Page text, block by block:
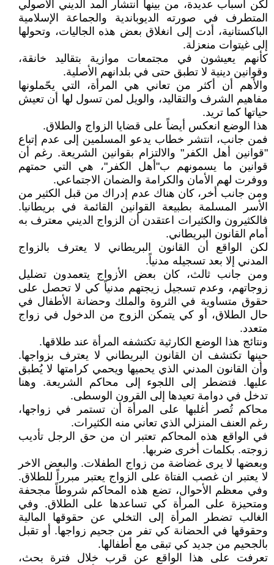
لكن أسباب عديدة، من بينها انتشار المد الديني الأصولي
المتطرف في صورته الديوباندية والجماعة الإسلامية
الباكستانية، أدت إلى انغلاق بعض هذه الجاليات، وتحولها
إلى غيتوات منعزلة.
كأنهم يعيشون في مجتمعات موازية بتقاليد خانقة،
وقوانين دينية لا تطبق حتى في بلدانهم الأصلية.
والأهم أن أكثر من تعاني هي المرأة، التي يحّملونها
مفاهيم الشرف والتقاليد، والويل لمن تسول لها أن تعيش
حياتها كما تريد.
هذا الوضع انعكس أيضاً على قضايا الزواج والطلاق.
فمن جانب، انتشر خطاب يدعو المسلمين إلى عدم إتباع
"قوانين أهل الكفر" والالتزام بقوانين الشريعة. رغم أن
قوانين ما يسمونهم ب"أهل الكفر"، هي التي حمتهم
ووفرت لهم الأمان والكرامة والضمان الاجتماعي.
ومن جانب أخر، كان هناك عدم إدراك من قبل الكثير من
الأسر المسلمة بطبيعة القوانين القائمة في بريطانيا.
فالكثيرون والكثيرات اعتقدن أن الزواج الديني معترف به
أمام القانون البريطاني.
لكن الواقع أن القانون البريطاني لا يعترف بالزواج
المدني إلا بعد تسجيله مدنياً.
ومن جانب ثالث، كان بعض الأزواج يتعمدون تضليل
زوجاتهم، وعدم تسجيل زيجتهم مدنياً كي لا تحصل على
حقوق متساوية في الثروة والملك وحضانة الأطفال في
حال الطلاق، أو كي يتمكن الزوج من الدخول في زواج
متعدد.
ونتائج هذا الوضع الكارثية تكتشفه المرأة عند طلاقها.
حينها تكتشف ان القانون البريطاني لا يعترف بزواجها.
وأن القانون المدني الذي يحميها ويحمي كرامتها لا يُطبق
عليها. فتضطر إلى اللجوء إلى محاكم الشريعة. وهنا
تدخل في دوامة تعيدها إلى القرون الوسطى.
محاكم تُصر أغلبها على المرأة أن تستمر في زواجها،
رغم العنف المنزلي الذي تعاني منه الكثيرات.
في الواقع هذه المحاكم تعتبر ان من حق الرجل تأديب
زوجته. بكلمات أخرى ضربها.
وبعضها لا يرى غضاضة من زواج الطفلات. والبعض الاخر
لا يعتبر ان غصب الفتاة على الزواج يعتبر مبرراً للطلاق.
وفي معظم الأحوال، تضع هذه المحاكم شروطاً مجحفة
ومتحيزة على المرأة كي تساعدها على الطلاق. وفي
الغالب تضطر المرأة إلى التخلي عن حقوقها المالية
وحقوقها في الحضانة كي تفر من جحيم زواجها. أو تقبل
بالجحيم من جديد كي تبقى مع أطفالها.
تعرفت على هذا الواقع عن قرب خلال فترة بحث،